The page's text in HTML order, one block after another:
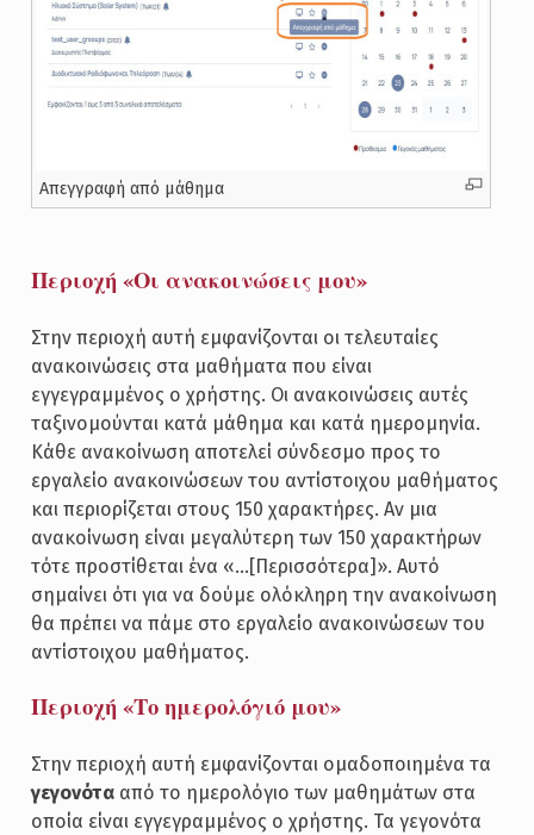
Απεγγραφή από μάθημα
Περιοχή «Οι ανακοινώσεις μου»
Στην περιοχή αυτή εμφανίζονται οι τελευταίες
ανακοινώσεις στα μαθήματα που είναι
εγγεγραμμένος ο χρήστης. Οι ανακοινώσεις αυτές
ταξινομούνται κατά μάθημα και κατά ημερομηνία.
Κάθε ανακοίνωση αποτελεί σύνδεσμο προς το
εργαλείο ανακοινώσεων του αντίστοιχου μαθήματος
και περιορίζεται στους 150 χαρακτήρες. Αν μια
ανακοίνωση είναι μεγαλύτερη των 150 χαρακτήρων
τότε προστίθεται ένα «…[Περισσότερα]». Αυτό
σημαίνει ότι για να δούμε ολόκληρη την ανακοίνωση
θα πρέπει να πάμε στο εργαλείο ανακοινώσεων του
αντίστοιχου μαθήματος.
Περιοχή «Το ημερολόγιό μου»
Στην περιοχή αυτή εμφανίζονται ομαδοποιημένα τα
γεγονότααπό το ημερολόγιο των μαθημάτων στα
οποία είναι εγγεγραμμένος ο χρήστης. Τα γεγονότα